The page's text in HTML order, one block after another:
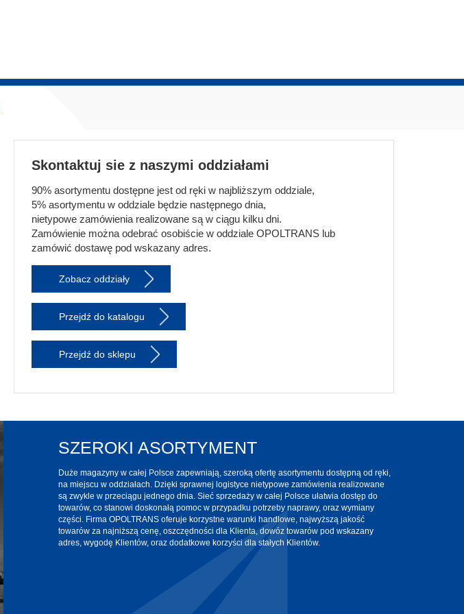
Skontaktuj sie z naszymi oddziałami
90% asortymentu dostępne jest od ręki w najbliższym oddziale,
5% asortymentu w oddziale będzie następnego dnia,
nietypowe zamówienia realizowane są w ciągu kilku dni.
Zamówienie można odebrać osobiście w oddziale OPOLTRANS lub
zamówić dostawę pod wskazany adres.
Zobacz oddziały
Przejdź do katalogu
Przejdź do sklepu
SZEROKI ASORTYMENT
Duże magazyny w całej Polsce zapewniają, szeroką ofertę asortymentu dostępną od ręki,
na miejscu w oddziałach. Dzięki sprawnej logistyce nietypowe zamówienia realizowane
są zwykle w przeciągu jednego dnia. Sieć sprzedaży w całej Polsce ułatwia dostęp do
towarów, co stanowi doskonałą pomoc w przypadku potrzeby naprawy, oraz wymiany
części. Firma OPOLTRANS oferuje korzystne warunki handlowe, najwyższą jakość
towarów za najniższą cenę, oszczędności dla Klienta, dowóz towarów pod wskazany
adres, wygodę Klientów, oraz dodatkowe korzyści dla stałych Klientów.